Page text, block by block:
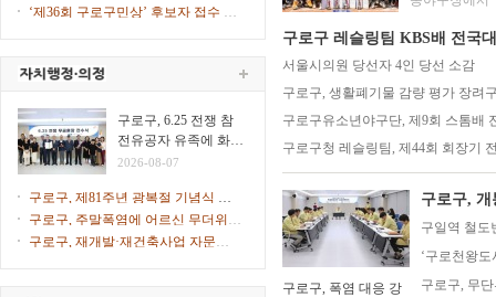
‘제36회 구로구민상’ 후보자 접수 시
구로구, 6.25 전쟁 참
전유공자 유족에 화랑
무공훈장 전수
2026-08-07
구로구, 제81주년 광복절 기념식 개
최
구로구, 주말폭염에 어르신 무더위쉼
터 47개소 문 연다
구로구, 재개발·재건축사업 자문단 1
구로구 레슬링팀 KBS배 전국
서울시의원 당선자 4인 당선 소감
구로구, 생활폐기물 감량 평가 장려
구로구유소년야구단, 제9회 스톰배
구로구청 레슬링팀, 제44회 회장기
구로구, 폭염 대응 강
구로구,
구일역 철도
‘구로천왕도
구로구, 무